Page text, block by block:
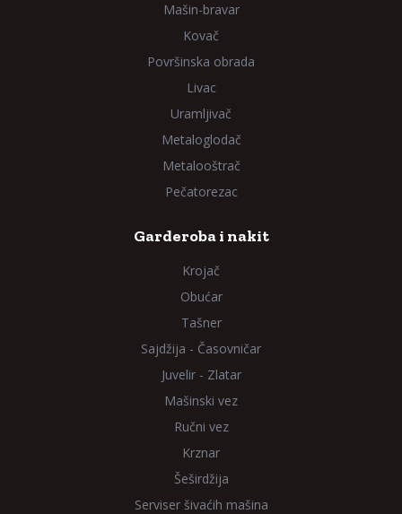
Mašin-bravar
Kovač
Površinska obrada
Livac
Uramljivač
Metaloglodač
Metalooštrač
Pečatorezac
Garderoba i nakit
Krojač
Obućar
Tašner
Sajdžija - Časovničar
Juvelir - Zlatar
Mašinski vez
Ručni vez
Krznar
Šeširdžija
Serviser šivaćih mašina